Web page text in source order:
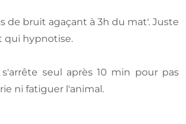
de bruit agaçant à 3h du mat'. Juste
qui hypnotise.
seul après 10 min pour pas
ni fatiguer l'animal.